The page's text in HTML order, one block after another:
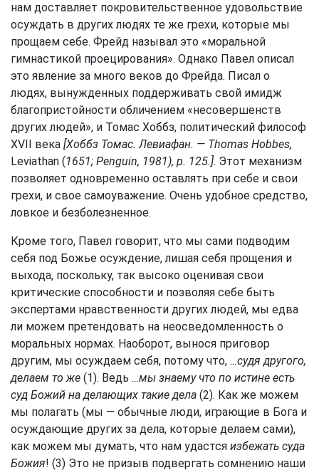
нам доставляет покровительственное удовольствие
осуждать в других людях те же грехи, которые мы
прощаем себе. Фрейд называл это «моральной
гимнастикой проецирования». Однако Павел описал
это явление за много веков до Фрейда. Писал о
людях, вынужденных поддерживать свой имидж
благопристойности обличением «несовершенств
других людей», и Томас Хоббз, политический философ
XVII века [Хоббз Томас. Левиафан. — Thomas Hobbes,
Leviathan (1651; Penguin, 1981), p. 125.]. Этот механизм
позволяет одновременно оставлять при себе и свои
грехи, и свое самоуважение. Очень удобное средство,
ловкое и безболезненное.
Кроме того, Павел говорит, что мы сами подводим
себя под Божье осуждение, лишая себя прощения и
выхода, поскольку, так высоко оценивая свои
критические способности и позволяя себе быть
экспертами нравственности других людей, мы едва
ли можем претендовать на неосведомленность о
моральных нормах. Наоборот, вынося приговор
другим, мы осуждаем себя, потому что, …судя другого,
делаем то же (1). Ведь …мы знаему что по истине есть
суд Божий на делающих такие дела (2). Как же можем
мы полагать (мы — обычные люди, играющие в Бога и
осуждающие других за дела, которые делаем сами),
как можем мы думать, что нам удастся избежать суда
Божия! (3) Это не призыв подвергать сомнению наши